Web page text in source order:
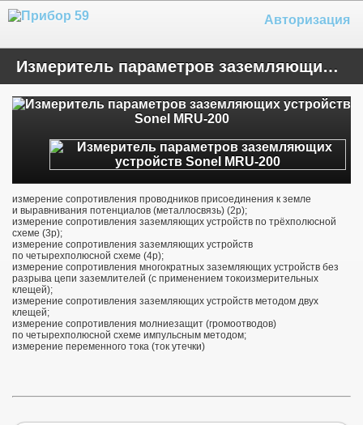
Авторизация
Измеритель параметров заземляющих устройств Sonel MRU-200
измерение сопротивления проводников присоединения к земле
и выравнивания потенциалов (металлосвязь) (2p);
измерение сопротивления заземляющих устройств по трёхполюсной
схеме (3p);
измерение сопротивления заземляющих устройств
по четырехполюсной схеме (4p);
измерение сопротивления многократных заземляющих устройств без
разрыва цепи заземлителей (с применением токоизмерительных
клещей);
измерение сопротивления заземляющих устройств методом двух
клещей;
измерение сопротивления молниезащит (громоотводов)
по четырехполюсной схеме импульсным методом;
измерение переменного тока (ток утечки)